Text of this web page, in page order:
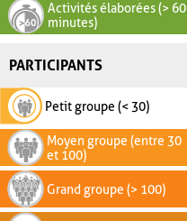
Activités élaborées (> 60
minutes)
PARTICIPANTS
Petit groupe (< 30)
Moyen groupe (entre 30
et 100)
Grand groupe (> 100)